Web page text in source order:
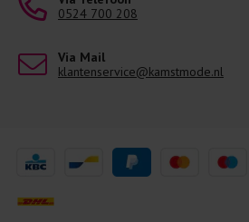
0524 700 208
Via Mail
klantenservice@kamstmode.nl